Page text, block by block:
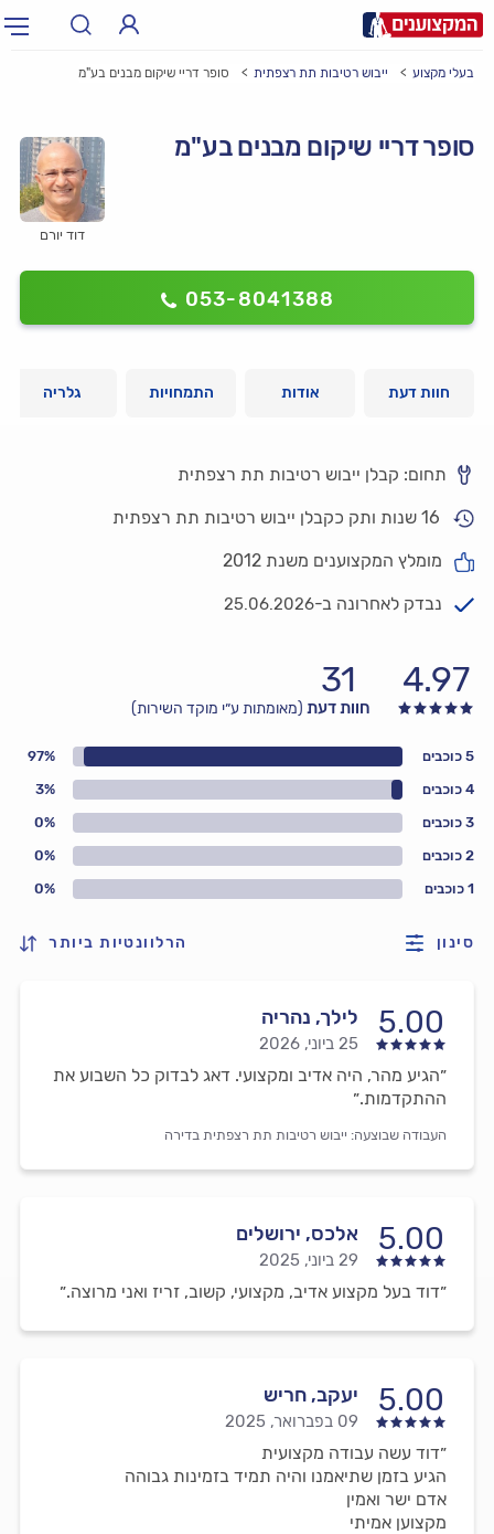
תל אביב, חיפה…
בעלי מקצוע ייבוש רטיבות תת רצפתית סופר דריי שיקום מבנים בע"מ
דוד יורם
סופר דריי שיקום מבנים בע"מ
053-8041388
חוות דעת אודות התמחויות גלריה
תחום: קבלן ייבוש רטיבות תת רצפתית
16 שנות ותק כקבלן ייבוש רטיבות תת רצפתית
מומלץ המקצוענים משנת 2012
נבדק לאחרונה ב-25.06.2026
4.97
31
חוות דעת (מאומתות ע״י מוקד השירות)
1 כוכבים 0%
2 כוכבים 0%
3 כוכבים 0%
4 כוכבים 3%
5 כוכבים 97%
סינון הרלוונטיות ביותר
5.00 לילך, נהריה
25 ביוני, 2026
״הגיע מהר, היה אדיב ומקצועי. דאג לבדוק כל השבוע את
ההתקדמות.״
העבודה שבוצעה: ייבוש רטיבות תת רצפתית בדירה
5.00 אלכס, ירושלים
29 ביוני, 2025
״דוד בעל מקצוע אדיב, מקצועי, קשוב, זריז ואני מרוצה.״
5.00 יעקב, חריש
09 בפברואר, 2025
״דוד עשה עבודה מקצועית
הגיע בזמן שתיאמנו והיה תמיד בזמינות גבוהה
אדם ישר ואמין
מקצוען אמיתי